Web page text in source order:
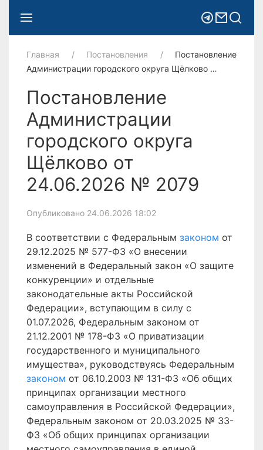
Главная Постановления
Постановление
Администрации городского округа Щёлково …
Постановление
Администрации
городского округа
Щёлково от
24.06.2026 № 2079
Опубликовано 24.06.2026 18:02
В соответствии с Федеральным законом от
29.12.2025 № 577-ФЗ «О внесении
изменений в Федеральный закон «О защите
конкуренции» и отдельные
законодательные акты Российской
Федерации», вступающим в силу с
01.07.2026, Федеральным законом от
21.12.2001 № 178-ФЗ «О приватизации
государственного и муниципального
имущества», руководствуясь Федеральным
законом от 06.10.2003 № 131-ФЗ «Об общих
принципах организации местного
самоуправления в Российской Федерации»,
Федеральным законом от 20.03.2025 № 33-
ФЗ «Об общих принципах организации